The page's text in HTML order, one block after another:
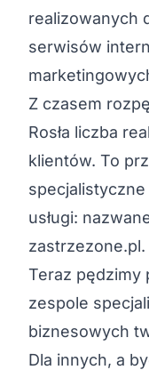
realizowanych
serwisów
Z czasem
Rosła liczba
klientów. To
usługi:
zastrzezone.pl.
Teraz pędzimy
zespole
biznesowych
Dla innych, a